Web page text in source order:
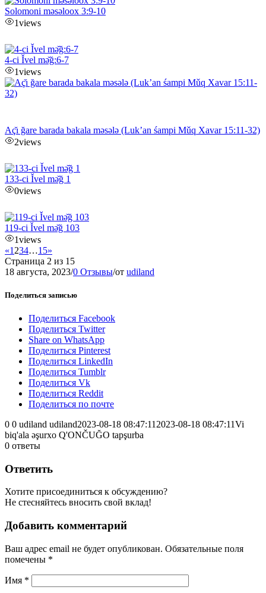
Solomoni məsəloox 3:9-10
1views
4-ci Ǐvel mə̌ğ:6-7
1views
Aç̌ı ğare barada bakala məsələ (Luk’an śampi Mǔq Xavar 15:11-32)
2views
133-ci Ǐvel mə̌ğ 1
0views
119-ci Ǐvel mə̌ğ 103
1views
«1 234…15»
Страница 2 из 15
18 августа, 2023/0 Отзывы/от udiland
Поделиться записью
Поделиться Facebook
Поделиться Twitter
Share on WhatsApp
Поделиться Pinterest
Поделиться LinkedIn
Поделиться Tumblr
Поделиться Vk
Поделиться Reddit
Поделиться по почте
0 0 udiland udiland2023-08-18 08:47:11 2023-08-18 08:47:11Vi
biq'ala əşurxo Q'ONČUĞO tapşurba
0 ответы
Ответить
Хотите присоединиться к обсуждению?
Не стесняйтесь вносить свой вклад!
Добавить комментарий
Ваш адрес email не будет опубликован. Обязательные поля
помечены *
Имя *